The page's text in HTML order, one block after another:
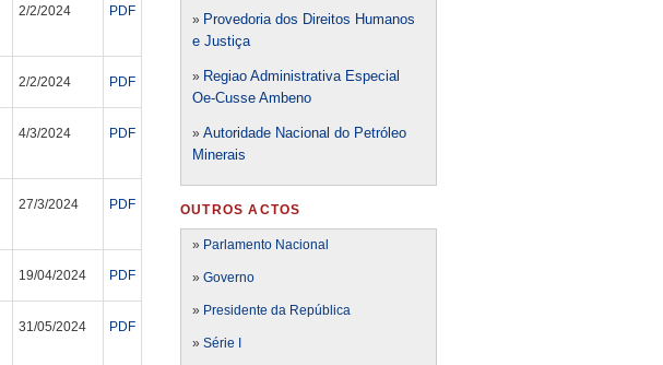
2/2/2024 PDF
2/2/2024 PDF
4/3/2024 PDF
27/3/2024 PDF
19/04/2024 PDF
31/05/2024 PDF
» Provedoria dos Direitos Humanos
e Justiça
» Regiao Administrativa Especial
Oe-Cusse Ambeno
» Autoridade Nacional do Petróleo
Minerais
OUTROS ACTOS
» Parlamento Nacional
» Governo
» Presidente da República
» Série I